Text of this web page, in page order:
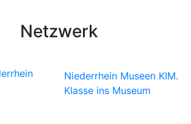
Netzwerk
Niederrhein Museen KIM.
Klasse ins Museum